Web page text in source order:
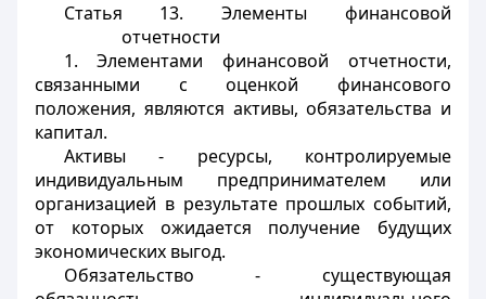
Статья 13. Элементы финансовой
отчетности
1. Элементами финансовой отчетности,
связанными с оценкой финансового
положения, являются активы, обязательства и
капитал.
Активы - ресурсы, контролируемые
индивидуальным предпринимателем или
организацией в результате прошлых событий,
от которых ожидается получение будущих
экономических выгод.
Обязательство - существующая